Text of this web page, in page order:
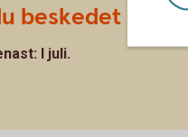
beskedet i
I juli.